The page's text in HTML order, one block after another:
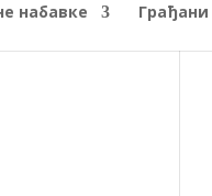
набавке Грађани